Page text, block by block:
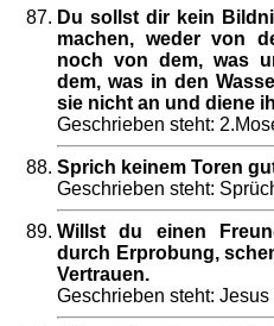
Du sollst dir kein
machen, weder von
noch von dem, was
dem, was in den
sie nicht an und diene
Geschrieben steht:
Sprich keinem Toren
Geschrieben steht:
Willst du einen
durch Erprobung,
Vertrauen.
Geschrieben steht: